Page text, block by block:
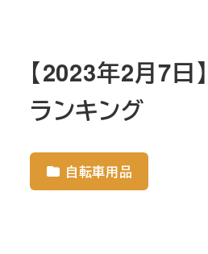
【2023年2月7日
ランキング
自転車用品